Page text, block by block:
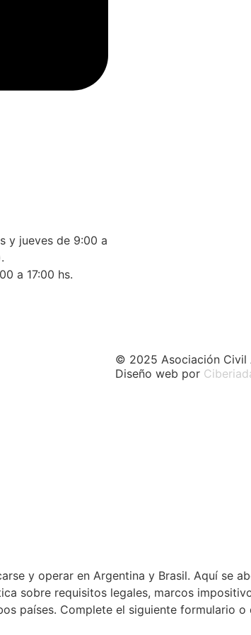
y jueves de 9:00 a
a 17:00 hs.
© 2025 Asociación Civil
Diseño web por
y operar en Argentina y Brasil. Aquí se
sobre requisitos legales, marcos
países. Complete el siguiente formulario